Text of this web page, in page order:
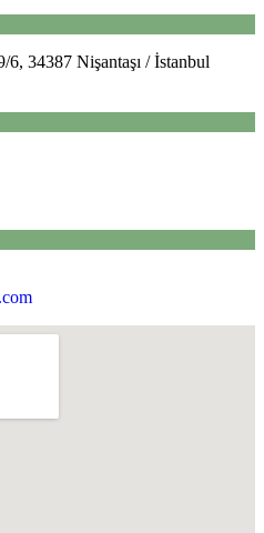
34387 Nişantaşı / İstanbul